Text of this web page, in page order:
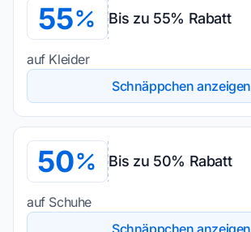
55 Bis zu 55% Rabatt
auf Kleider
Schnäppchen anzeigen
50 Bis zu 50% Rabatt
auf Schuhe
Schnäppchen anzeigen